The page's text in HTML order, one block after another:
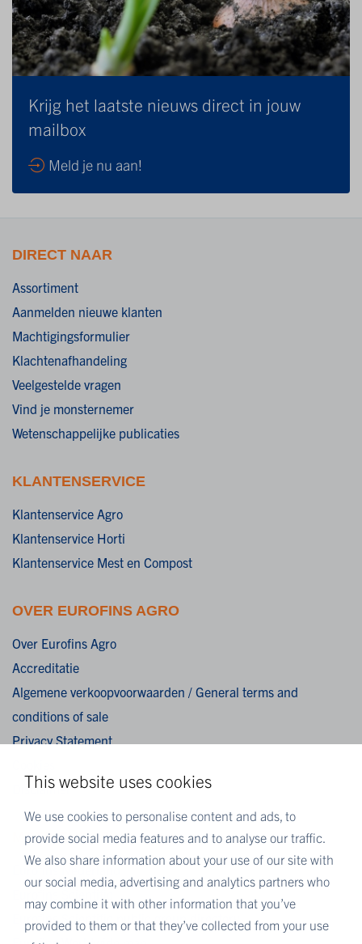
This website uses cookies
We use cookies to personalise content and ads, to
provide social media features and to analyse our traffic.
We also share information about your use of our site with
our social media, advertising and analytics partners who
may combine it with other information that you’ve
provided to them or that they’ve collected from your use
Krijg het laatste nieuws direct in jouw
mailbox
Meld je nu aan!
DIRECT NAAR
Assortiment
Aanmelden nieuwe klanten
Machtigingsformulier
Klachtenafhandeling
Veelgestelde vragen
Vind je monsternemer
Wetenschappelijke publicaties
KLANTENSERVICE
Klantenservice Agro
Klantenservice Horti
Klantenservice Mest en Compost
OVER EUROFINS AGRO
Over Eurofins Agro
Accreditatie
Algemene verkoopvoorwaarden / General terms and
conditions of sale
Privacy Statement
Disclaimer
MEER EUROFINS
Eurofins Nederland
Eurofins Scientific public group directory